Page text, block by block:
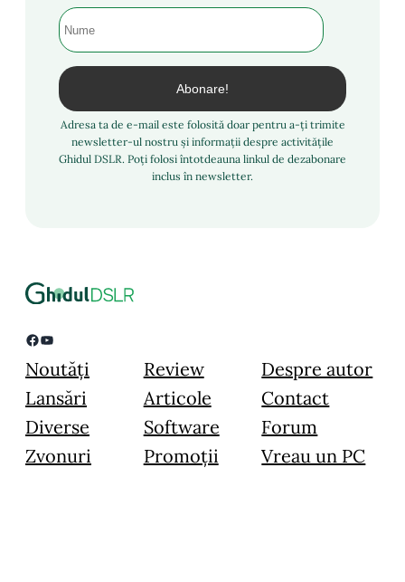
Adresa ta de e-mail este folosită doar pentru a-ți trimite
newsletter-ul nostru și informații despre activitățile
Ghidul DSLR. Poți folosi întotdeauna linkul de dezabonare
inclus în newsletter.
Facebook YouTube
Noutăți
Lansări
Diverse
Zvonuri
Review
Articole
Software
Promoții
Despre autor
Contact
Forum
Vreau un PC